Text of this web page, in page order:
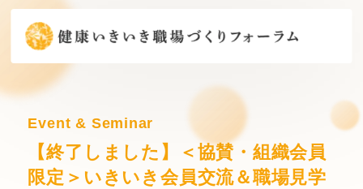
Event & Seminar
【終了しました】＜協賛・組織会員
限定＞いきいき会員交流＆職場見学